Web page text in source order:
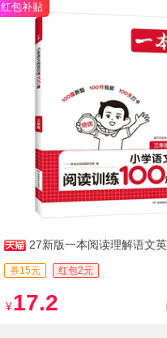
红包补贴
27新版一本阅读理解语文
练100篇
券15元 红包2元
¥ 17.2